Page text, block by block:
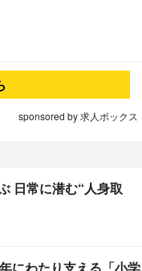
sponsored by 求人ボックス
日常に潜む“人身取